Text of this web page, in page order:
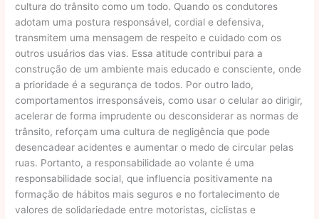
cultura do trânsito como um todo. Quando os condutores
adotam uma postura responsável, cordial e defensiva,
transmitem uma mensagem de respeito e cuidado com os
outros usuários das vias. Essa atitude contribui para a
construção de um ambiente mais educado e consciente, onde
a prioridade é a segurança de todos. Por outro lado,
comportamentos irresponsáveis, como usar o celular ao dirigir,
acelerar de forma imprudente ou desconsiderar as normas de
trânsito, reforçam uma cultura de negligência que pode
desencadear acidentes e aumentar o medo de circular pelas
ruas. Portanto, a responsabilidade ao volante é uma
responsabilidade social, que influencia positivamente na
formação de hábitos mais seguros e no fortalecimento de
valores de solidariedade entre motoristas, ciclistas e